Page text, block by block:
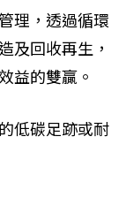
理，透過循環
及回收再生，
益的雙贏。
低碳足跡或耐